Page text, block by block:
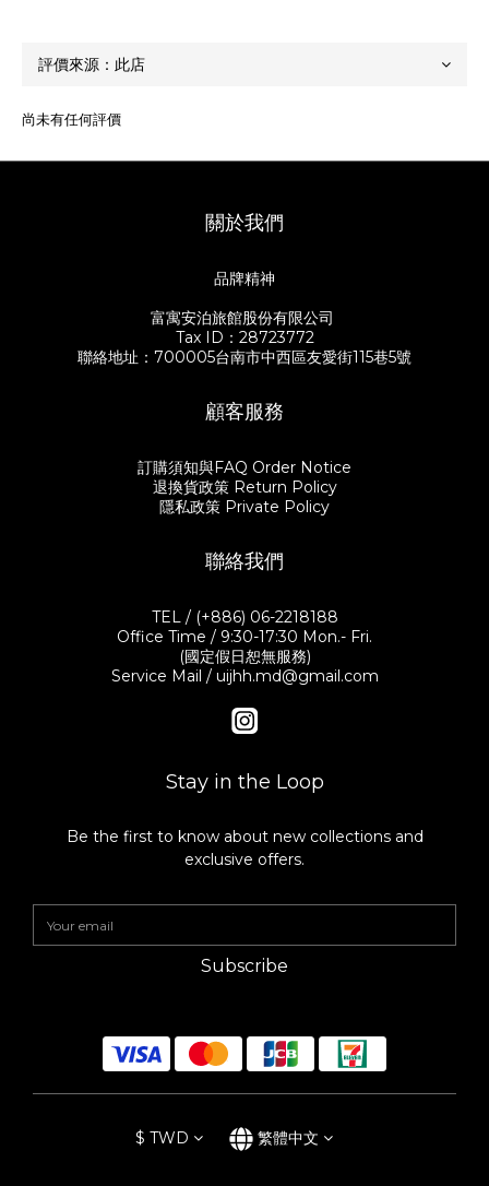
尚未有任何評價
關於我們
品牌精神
富寓安泊旅館股份有限公司
Tax ID：28723772
聯絡地址：700005台南市中西區友愛街115巷5號
顧客服務
訂購須知與FAQ Order Notice
退換貨政策 Return Policy
隱私政策 Private Policy
聯絡我們
TEL / (+886) 06-2218188
Office Time / 9:30-17:30 Mon.- Fri.
(國定假日恕無服務)
Service Mail / uijhh.md@gmail.com
Stay in the Loop
Be the first to know about new collections and
exclusive offers.
Subscribe
$ TWD 繁體中文